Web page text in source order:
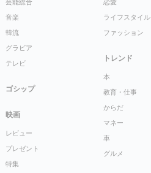
芸能総合
音楽
韓流
グラビア
テレビ
ゴシップ
映画
レビュー
プレゼント
特集
恋愛
ライフスタイル
ファッション
トレンド
本
教育・仕事
からだ
マネー
車
グルメ